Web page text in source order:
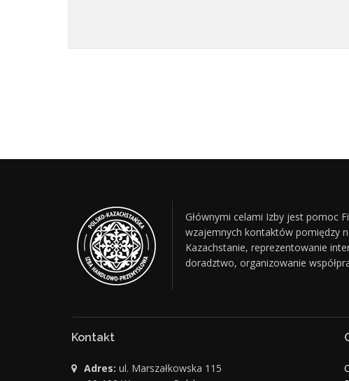
Głównymi celami Izby jest pomoc
wzajemnych kontaktów pomiędzy
Kazachstanie, reprezentowanie
doradztwo, organizowanie
Kontakt
Adres: ul. Marszałkowska 115